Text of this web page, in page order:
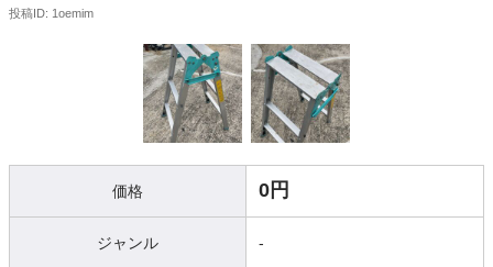
投稿ID: 1oemim
価格 0円
ジャンル -